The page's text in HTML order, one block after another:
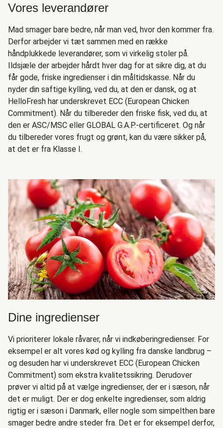
Vores leverandører
Mad smager bare bedre, når man ved, hvor den kommer fra.
Derfor arbejder vi tæt sammen med en række
håndplukkede leverandører, som vi virkelig stoler på.
Ildsjæle der arbejder hårdt hver dag for at sikre dig, at du
får gode, friske ingredienser i din måltidskasse. Når du
nyder din saftige kylling, ved du, at den er dansk, og at
HelloFresh har underskrevet ECC (European Chicken
Commitment). Når du tilbereder den friske fisk, ved du, at
den er ASC/MSC eller GLOBAL G.A.P.-certificeret. Og når
du tilbereder vores frugt og grønt, kan du være sikker på,
at det er fra Klasse I.
Dine ingredienser
Vi prioriterer lokale råvarer, når vi indkøberingredienser. For
eksempel er alt vores kød og kylling fra danske landbrug –
og desuden har vi underskrevet ECC (European Chicken
Commitment) som ekstra kvalitetssikring. Derudover
prøver vi altid på at vælge ingredienser, der er i sæson, når
det er muligt. Der er dog enkelte ingredienser, som aldrig
rigtig er i sæson i Danmark, eller nogle som simpelthen bare
smager bedre andre steder fra. Det er for eksempel derfor,